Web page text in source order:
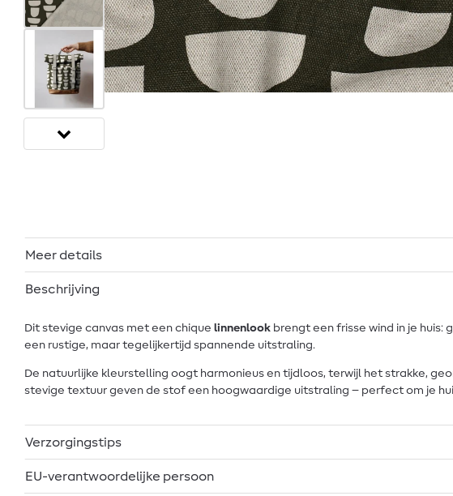
Meer details
Beschrijving
Dit stevige canvas met een chique linnenlook brengt een frisse wind in je
een rustige, maar tegelijkertijd spannende uitstraling.
De natuurlijke kleurstelling oogt harmonieus en tijdloos, terwijl het strakke,
stevige textuur geven de stof een hoogwaardige uitstraling – perfect om je
Verzorgingstips
EU-verantwoordelijke persoon